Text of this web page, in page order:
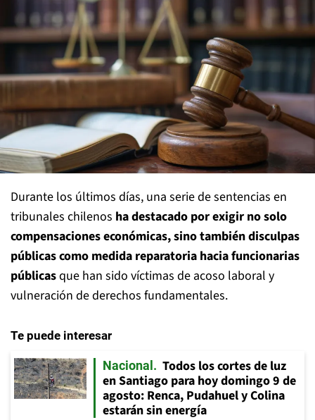
Durante los últimos días, una serie de sentencias en
tribunales chilenos ha destacado por exigir no solo
compensaciones económicas, sino también disculpas
públicas como medida reparatoria hacia funcionarias
públicasque han sido víctimas de acoso laboral y
vulneración de derechos fundamentales.
Te puede interesar
Nacional
Todos los cortes de luz
en Santiago para hoy domingo 9 de
agosto: Renca, Pudahuel y Colina
estarán sin energía